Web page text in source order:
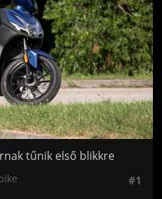
tűnik első blikkre
#1